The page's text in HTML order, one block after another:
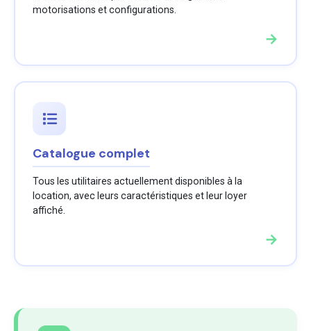
motorisations et configurations.
→
Catalogue complet
Tous les utilitaires actuellement disponibles à la
location, avec leurs caractéristiques et leur loyer
affiché.
→